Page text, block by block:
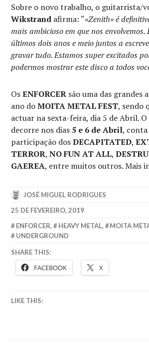
Sobre o novo trabalho, o guitarrista/
Wikstrand afirma: “«Zenith» é
mais ambicioso em que nos envolvemos.
últimos dois anos e meio juntos a
gravar tudo. Estamos super excitados
podermos mostrar este disco a todos
OsENFORCER são uma das grandes
ano doMOITA METAL FEST, sendo
actuar na sexta-feira, dia 5 de Abril.
decorre nos dias 5 e 6 de Abril,
participação dosDECAPITATED,
TERROR,NO FUN AT ALL,
GAEREA, entre muitos outros. Mais
JOSÉ MIGUEL RODRIGUES
25 DE FEVEREIRO, 2019
ENFORCER, HEAVY METAL, MOITA
UNDERGROUND
SHARE THIS:
FACEBOOK X
LIKE THIS: